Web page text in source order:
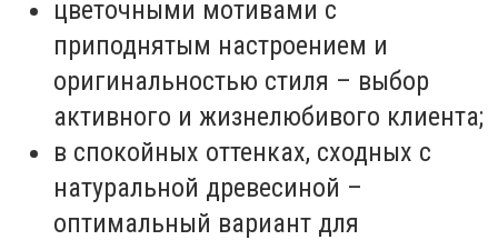
цветочными мотивами с
приподнятым настроением и
оригинальностью стиля – выбор
активного и жизнелюбивого клиента;
в спокойных оттенках, сходных с
натуральной древесиной –
оптимальный вариант для